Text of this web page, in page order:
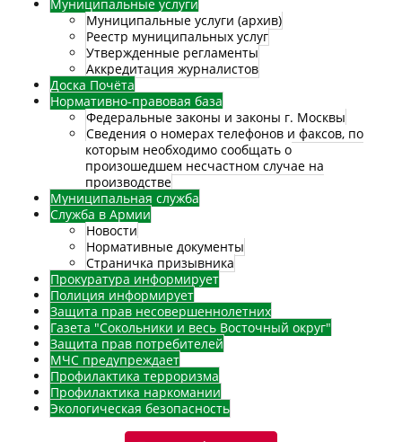
Муниципальные услуги
Муниципальные услуги (архив)
Реестр муниципальных услуг
Утвержденные регламенты
Аккредитация журналистов
Доска Почёта
Нормативно-правовая база
Федеральные законы и законы г. Москвы
Сведения о номерах телефонов и факсов, по
которым необходимо сообщать о
произошедшем несчастном случае на
производстве
Муниципальная служба
Служба в Армии
Новости
Нормативные документы
Страничка призывника
Прокуратура информирует
Полиция информирует
Защита прав несовершеннолетних
Газета "Сокольники и весь Восточный округ"
Защита прав потребителей
МЧС предупреждает
Профилактика терроризма
Профилактика наркомании
Экологическая безопасность